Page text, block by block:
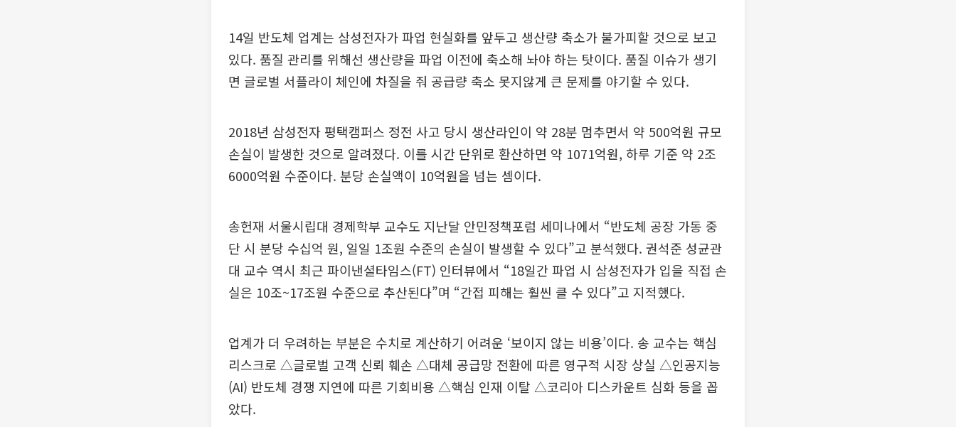
14일 반도체 업계는 삼성전자가 파업 현실화를 앞두고 생산량 축소가 불가피할 것으로 보고
있다. 품질 관리를 위해선 생산량을 파업 이전에 축소해 놔야 하는 탓이다. 품질 이슈가 생기
면 글로벌 서플라이 체인에 차질을 줘 공급량 축소 못지않게 큰 문제를 야기할 수 있다.
2018년 삼성전자 평택캠퍼스 정전 사고 당시 생산라인이 약 28분 멈추면서 약 500억원 규모
손실이 발생한 것으로 알려졌다. 이를 시간 단위로 환산하면 약 1071억원, 하루 기준 약 2조
6000억원 수준이다. 분당 손실액이 10억원을 넘는 셈이다.
송헌재 서울시립대 경제학부 교수도 지난달 안민정책포럼 세미나에서 “반도체 공장 가동 중
단 시 분당 수십억 원, 일일 1조원 수준의 손실이 발생할 수 있다”고 분석했다. 권석준 성균관
대 교수 역시 최근 파이낸셜타임스(FT) 인터뷰에서 “18일간 파업 시 삼성전자가 입을 직접 손
실은 10조~17조원 수준으로 추산된다”며 “간접 피해는 훨씬 클 수 있다”고 지적했다.
업계가 더 우려하는 부분은 수치로 계산하기 어려운 ‘보이지 않는 비용’이다. 송 교수는 핵심
리스크로 △글로벌 고객 신뢰 훼손 △대체 공급망 전환에 따른 영구적 시장 상실 △인공지능
(AI) 반도체 경쟁 지연에 따른 기회비용 △핵심 인재 이탈 △코리아 디스카운트 심화 등을 꼽
았다.